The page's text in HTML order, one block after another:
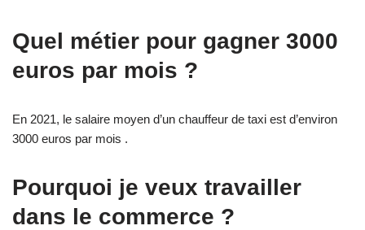
Quel métier pour gagner 3000
euros par mois ?
En 2021, le salaire moyen d’un chauffeur de taxi est d’environ
3000 euros par mois .
Pourquoi je veux travailler
dans le commerce ?